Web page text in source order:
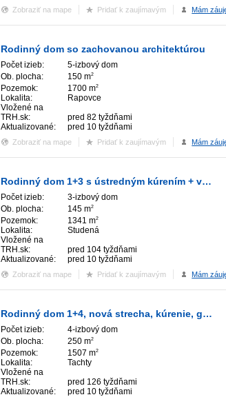
Zobraziť na mape Pridať k zaujímavým Mám
Rodinný dom so zachovanou architektúrou
Počet izieb:
5-izbový dom
Ob. plocha:
150 m2
Pozemok: 1700 m2
Lokalita:
Rapovce
Vložené na
TRH.sk:
pred 82 tyždňami
Aktualizované:
pred 10 tyždňami
Zobraziť na mape Pridať k zaujímavým Mám
Rodinný dom 1+3 s ústredným kúrením + vedľajšie stavby
Počet izieb:
3-izbový dom
Ob. plocha:
145 m2
Pozemok: 1341 m2
Lokalita:
Studená
Vložené na
TRH.sk:
pred 104 tyždňami
Aktualizované:
pred 10 tyždňami
Zobraziť na mape Pridať k zaujímavým Mám
Rodinný dom 1+4, nová strecha, kúrenie, garáž
Počet izieb:
4-izbový dom
Ob. plocha:
250 m2
Pozemok: 1507 m2
Lokalita:
Tachty
Vložené na
TRH.sk:
pred 126 tyždňami
Aktualizované:
pred 10 tyždňami